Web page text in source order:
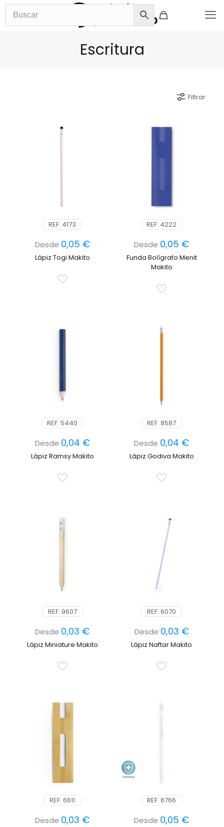
Escritura
Filtrar
REF: 4173
Desde 0,05 €
Lápiz Togi Makito
REF: 4222
Desde 0,05 €
Funda Bolígrafo Menit
Makito
REF: 5440
Desde 0,04 €
Lápiz Ramsy Makito
REF: 8587
Desde 0,04 €
Lápiz Godiva Makito
REF: 9607
Desde 0,03 €
Lápiz Miniature Makito
REF: 6070
Desde 0,03 €
Lápiz Naftar Makito
REF: 6611
Desde 0,03 €
REF: 6766
Desde 0,05 €